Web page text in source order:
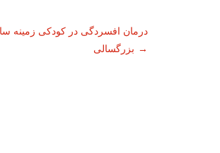
ناوبری
نوشته
درمان افسردگی در کودکی زمینه
بزرگسالی →